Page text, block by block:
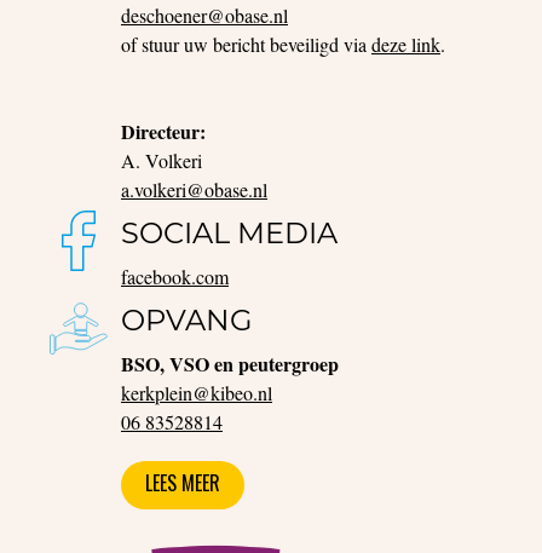
deschoener@obase.nl
of stuur uw bericht beveiligd via deze link.
Directeur:
A. Volkeri
a.volkeri@obase.nl
SOCIAL MEDIA
facebook.com
OPVANG
BSO, VSO en peutergroep
kerkplein@kibeo.nl
06 83528814
LEES MEER